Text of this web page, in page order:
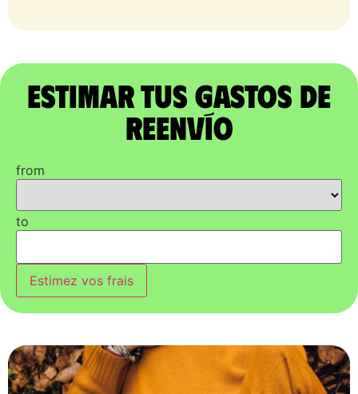
Estimar tus gastos de
reenvío
from
to
Estimez vos frais